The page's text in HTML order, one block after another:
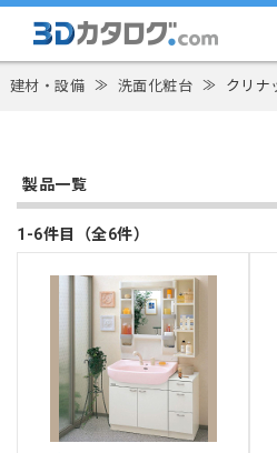
建材・設備 ≫ 洗面化粧台 ≫ クリナ
製品一覧
1-6件目（全6件）